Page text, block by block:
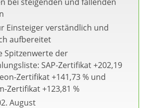
Einsteiger verständlich und
aufbereitet
Spitzenwerte der
SAP-Zertifikat +202,19
Zertifikat +141,73 % und
Zertifikat +123,81 %
August